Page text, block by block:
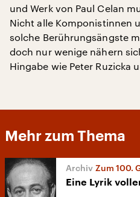
und Werk von Paul Celan
Nicht alle Komponistinnen
solche Berührungsängste
doch nur wenige nähern
Hingabe wie Peter Ruzicka
Mehr zum Thema
Zum 100.
Eine Lyrik